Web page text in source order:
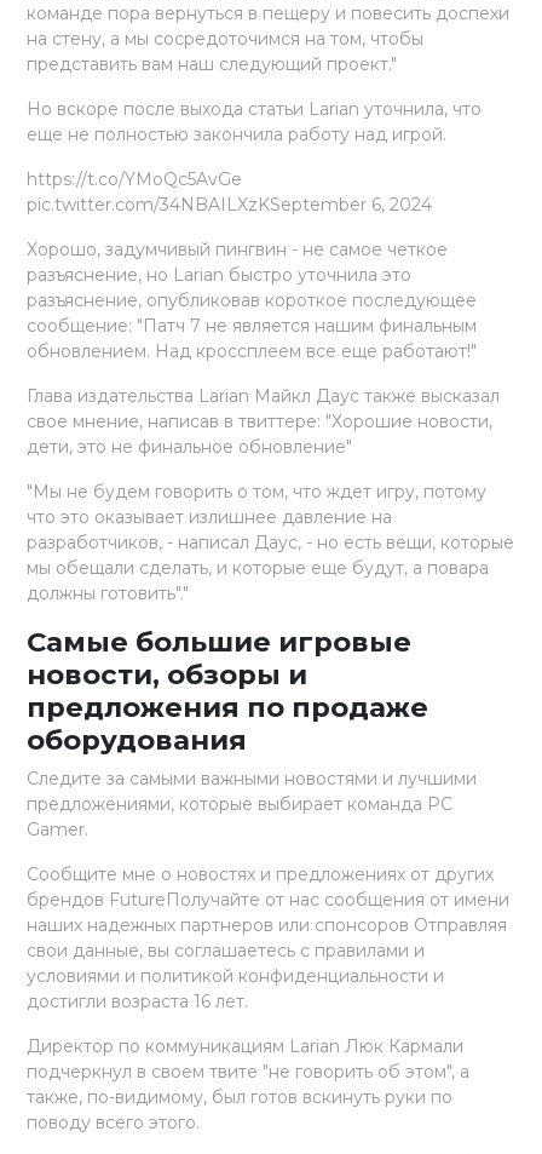
команде пора вернуться в пещеру и повесить доспехи
на стену, а мы сосредоточимся на том, чтобы
представить вам наш следующий проект."
Но вскоре после выхода статьи Larian уточнила, что
еще не полностью закончила работу над игрой.
https://t.co/YMoQc5AvGe
pic.twitter.com/34NBAILXzKSeptember 6, 2024
Хорошо, задумчивый пингвин - не самое четкое
разъяснение, но Larian быстро уточнила это
разъяснение, опубликовав короткое последующее
сообщение: "Патч 7 не является нашим финальным
обновлением. Над кроссплеем все еще работают!"
Глава издательства Larian Майкл Даус также высказал
свое мнение, написав в твиттере: "Хорошие новости,
дети, это не финальное обновление"
"Мы не будем говорить о том, что ждет игру, потому
что это оказывает излишнее давление на
разработчиков, - написал Даус, - но есть вещи, которые
мы обещали сделать, и которые еще будут, а повара
должны готовить"."
Самые большие игровые
новости, обзоры и
предложения по продаже
оборудования
Следите за самыми важными новостями и лучшими
предложениями, которые выбирает команда PC
Gamer.
Сообщите мне о новостях и предложениях от других
брендов FutureПолучайте от нас сообщения от имени
наших надежных партнеров или спонсоров Отправляя
свои данные, вы соглашаетесь с правилами и
условиями и политикой конфиденциальности и
достигли возраста 16 лет.
Директор по коммуникациям Larian Люк Кармали
подчеркнул в своем твите "не говорить об этом", а
также, по-видимому, был готов вскинуть руки по
поводу всего этого.